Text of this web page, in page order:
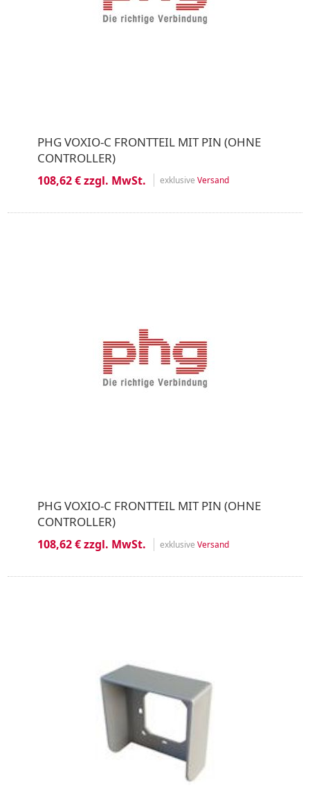
PHG VOXIO-C FRONTTEIL MIT PIN (OHNE
CONTROLLER)
108,62 € zzgl. MwSt. exklusive Versand
PHG VOXIO-C FRONTTEIL MIT PIN (OHNE
CONTROLLER)
108,62 € zzgl. MwSt. exklusive Versand